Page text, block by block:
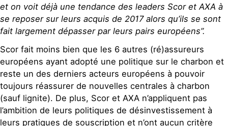
et on voit déjà une tendance des leaders Scor et AXA à
se reposer sur leurs acquis de 2017 alors qu’ils se sont
fait largement dépasser par leurs pairs européens”.
Scor fait moins bien que les 6 autres (ré)assureurs
européens ayant adopté une politique sur le charbon et
reste un des derniers acteurs européens à pouvoir
toujours réassurer de nouvelles centrales à charbon
(sauf lignite). De plus, Scor et AXA n’appliquent pas
l’ambition de leurs politiques de désinvestissement à
leurs pratiques de souscription et n’ont aucun critère